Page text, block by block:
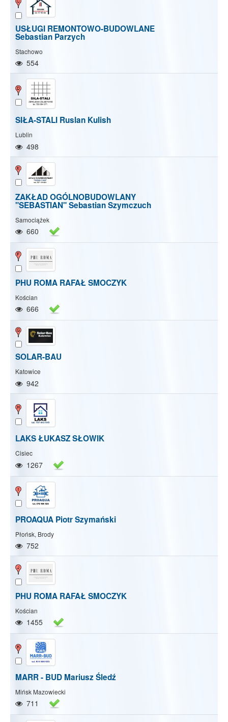
USŁUGI REMONTOWO-BUDOWLANE
Sebastian Parzych
Stachowo
554
SIŁA-STALI Ruslan Kulish
Lublin
498
ZAKŁAD OGÓLNOBUDOWLANY
"SEBASTIAN" Sebastian Szymczuch
Samociążek
660
PHU ROMA RAFAŁ SMOCZYK
Kościan
666
SOLAR-BAU
Katowice
942
LAKS ŁUKASZ SŁOWIK
Cisiec
1267
PROAQUA Piotr Szymański
Płońsk, Brody
752
PHU ROMA RAFAŁ SMOCZYK
Kościan
1455
MARR - BUD Mariusz Śledź
Mińsk Mazowiecki
711